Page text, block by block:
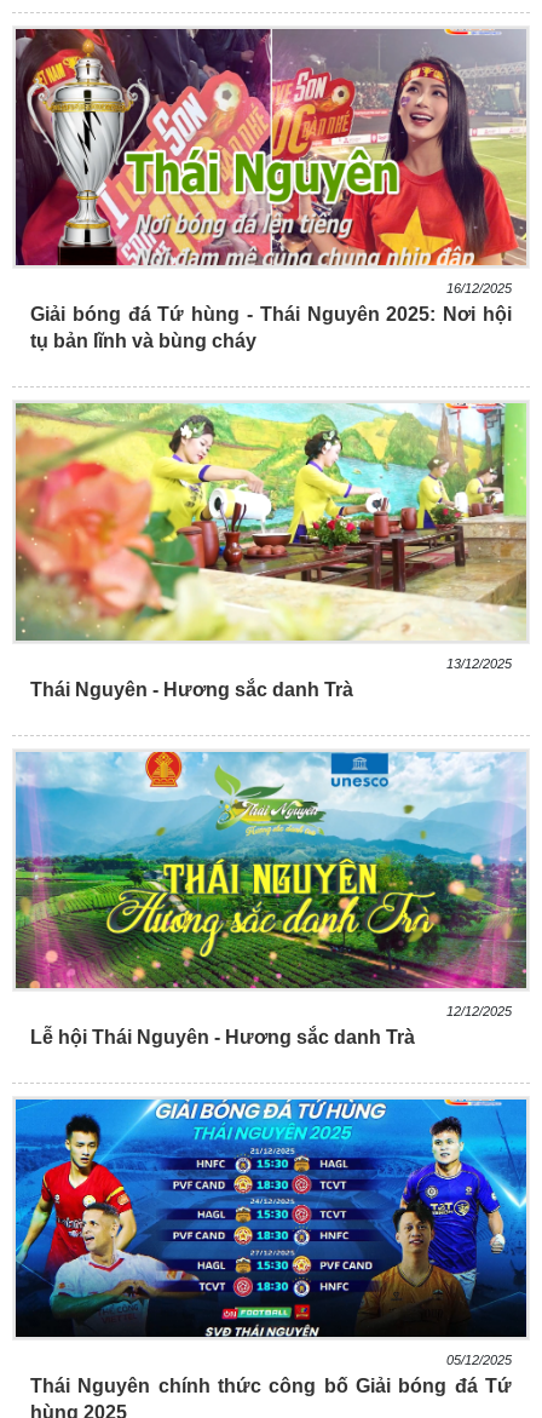
16/12/2025
Giải bóng đá Tứ hùng - Thái Nguyên 2025: Nơi hội
tụ bản lĩnh và bùng cháy
13/12/2025
Thái Nguyên - Hương sắc danh Trà
12/12/2025
Lễ hội Thái Nguyên - Hương sắc danh Trà
05/12/2025
Thái Nguyên chính thức công bố Giải bóng đá Tứ
hùng 2025